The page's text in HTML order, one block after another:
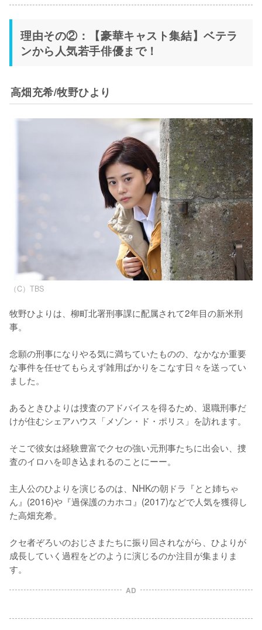
理由その②：【豪華キャスト集結】ベテラ
ンから人気若手俳優まで！
高畑充希/牧野ひより
（C）TBS
牧野ひよりは、柳町北署刑事課に配属されて2年目の新米刑
事。
念願の刑事になりやる気に満ちていたものの、なかなか重要
な事件を任せてもらえず雑用ばかりをこなす日々を送ってい
ました。
あるときひよりは捜査のアドバイスを得るため、退職刑事だ
けが住むシェアハウス「メゾン・ド・ポリス」を訪れます。
そこで彼女は経験豊富でクセの強い元刑事たちに出会い、捜
査のイロハを叩き込まれるのことにーー。
主人公のひよりを演じるのは、NHKの朝ドラ『とと姉ちゃ
ん』(2016)や『過保護のカホコ』(2017)などで人気を獲得し
た高畑充希。
クセ者ぞろいのおじさまたちに振り回されながら、ひよりが
成長していく過程をどのように演じるのか注目が集まりま
す。
AD